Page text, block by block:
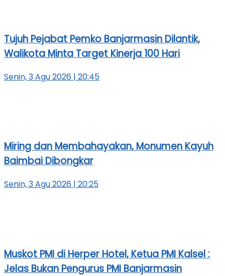
Tujuh Pejabat Pemko Banjarmasin Dilantik,
Walikota Minta Target Kinerja 100 Hari
Senin, 3 Agu 2026 | 20:45
Miring dan Membahayakan, Monumen Kayuh
Baimbai Dibongkar
Senin, 3 Agu 2026 | 20:25
Muskot PMI di Herper Hotel, Ketua PMI Kalsel :
Jelas Bukan Pengurus PMI Banjarmasin